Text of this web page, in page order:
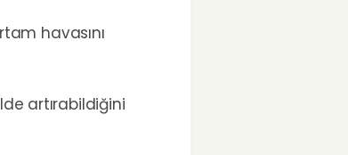
havasını
artırabildiğini